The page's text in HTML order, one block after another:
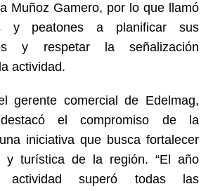
Muñoz Gamero, por lo que llamó
y peatones a planificar sus
y respetar la señalización
actividad.
gerente comercial de Edelmag,
el compromiso de la
iniciativa que busca fortalecer
y turística de la región. “El año
actividad superó todas las